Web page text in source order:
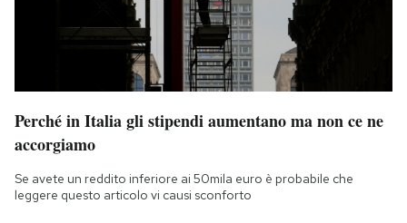
Perché in Italia gli stipendi aumentano ma non ce ne
accorgiamo
Se avete un reddito inferiore ai 50mila euro è probabile che
leggere questo articolo vi causi sconforto